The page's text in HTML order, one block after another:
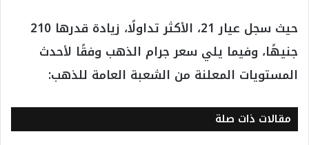
حيث سجل عيار 21، الأكثر تداولًا، زيادة قدرها 210
جنيهًا، وفيما يلي سعر جرام الذهب وفقًا لأحدث
المستويات المعلنة من الشعبة العامة للذهب:
مقالات ذات صلة